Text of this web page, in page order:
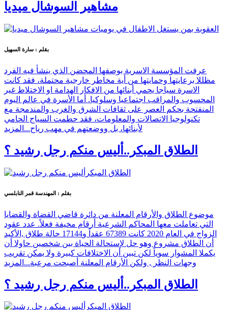
مشاهير السوشال ميديا
بقلم : سارة السهيل
عرفت المؤسسة الاسرية بوصفها المحضن الذي ينشأ فيه الفرد
مظللا برعايتها وحمايتها من أية مخاطر خارجية محتملة، فقد كانت
الاسرة سياجا يحمي أبنائها من الافكار الهدامة او الاختلاط غير
المحسوب والمراقب اجتماعيا وسلوكيا. أما الأسرة في عالم اليوم
المنفتحة بحكم العصر على ثقافات الشرق والغرب والمندمجة مع
تكنولوجيا الاتصالات والمعلومات، فقد حطمت السياج الحامي
لأبنائها، بل ووضعتهم في مهب رياح... المزيد
الطلاق المبكر..أليس منكم رجل رشيد ؟
بقلم : المهندسة قمر النابلسي
موضوع الطلاق والأرقام المعلنة من دائرة قاضي القضاة والقضايا
التي تعاملت معها المحاكم الشرعية أرقام مخيفة فعلاً. عدد عقود
الزواج في العام 2020 كانت 67389 عقداً و17144 حالة طلاق ,الأكيد
أن الطلاق مشروع وهو حل لإستحالة الحياة بين شخصين حاولا أن
يكملا المشوار سوياً لكن تبين أن الاختلافات كبيرة ولا يمكن تقريب
وجهات النظر , ولكن الأرقام المعلنة أصبحت مرعبة... المزيد
الطلاق المبكر..أليس منكم رجل رشيد ؟